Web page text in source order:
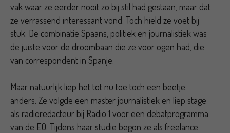
vak waar ze eerder nooit zo bij stil had gestaan, maar dat
ze verrassend interessant vond. Toch hield ze voet bij
stuk. De combinatie Spaans, politiek en journalistiek was
de juiste voor de droombaan die ze voor ogen had, die
van correspondent in Spanje.
Maar natuurlijk liep het tot nu toe toch een beetje
anders. Ze volgde een master journalistiek en liep stage
als radioredacteur bij Radio 1 voor een debatprogramma
van de EO. Tijdens haar studie begon ze als freelance